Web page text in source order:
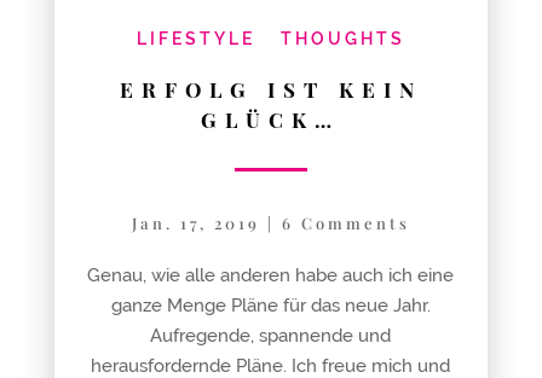
LIFESTYLE THOUGHTS
ERFOLG IST KEIN
GLÜCK…
Jan. 17, 2019 | 6 Comments
Genau, wie alle anderen habe auch ich eine
ganze Menge Pläne für das neue Jahr.
Aufregende, spannende und
herausfordernde Pläne. Ich freue mich und